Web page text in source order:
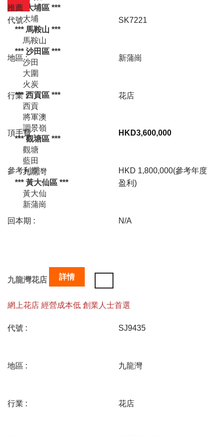
推薦
代號 :
SK7221
地區 : 新蒲崗
行業 : 花店
頂手費 : HKD3,600,000
參考利潤 :
HKD 1,800,000(參考年度
盈利)
回本期 : N/A
九龍灣花店 詳情
網上花店 經營成本低 創業人士首選
代號 : SJ9435
地區 : 九龍灣
行業 : 花店